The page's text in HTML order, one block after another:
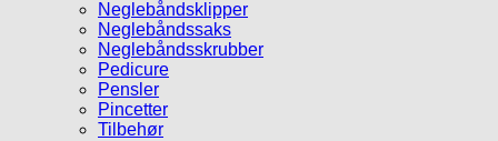
Neglebåndsklipper
Neglebåndssaks
Neglebåndsskrubber
Pedicure
Pensler
Pincetter
Tilbehør